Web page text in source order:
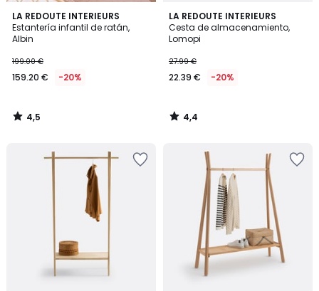
LA REDOUTE INTERIEURS
Estantería infantil de ratán,
Albin
199.00 €
159.20 € -20%
4,5
/ 5
4,5
/
LA REDOUTE INTERIEURS
Cesta de almacenamiento,
Lomopi
27.99 €
22.39 € -20%
4,4
/ 5
4,4
/